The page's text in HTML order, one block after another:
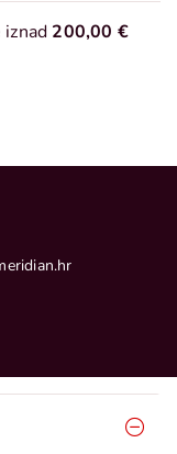
iznad 200,00 €